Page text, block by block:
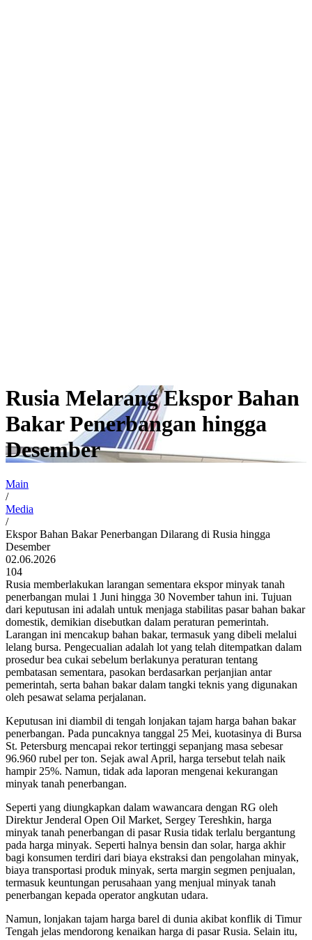
Rusia Melarang Ekspor Bahan
Bakar Penerbangan hingga
Desember
Main
/
Media
/
Ekspor Bahan Bakar Penerbangan Dilarang di Rusia hingga
Desember
02.06.2026
104
Rusia memberlakukan larangan sementara ekspor minyak tanah
penerbangan mulai 1 Juni hingga 30 November tahun ini. Tujuan
dari keputusan ini adalah untuk menjaga stabilitas pasar bahan bakar
domestik, demikian disebutkan dalam peraturan pemerintah.
Larangan ini mencakup bahan bakar, termasuk yang dibeli melalui
lelang bursa. Pengecualian adalah lot yang telah ditempatkan dalam
prosedur bea cukai sebelum berlakunya peraturan tentang
pembatasan sementara, pasokan berdasarkan perjanjian antar
pemerintah, serta bahan bakar dalam tangki teknis yang digunakan
oleh pesawat selama perjalanan.
Keputusan ini diambil di tengah lonjakan tajam harga bahan bakar
penerbangan. Pada puncaknya tanggal 25 Mei, kuotasinya di Bursa
St. Petersburg mencapai rekor tertinggi sepanjang masa sebesar
96.960 rubel per ton. Sejak awal April, harga tersebut telah naik
hampir 25%. Namun, tidak ada laporan mengenai kekurangan
minyak tanah penerbangan.
Seperti yang diungkapkan dalam wawancara dengan RG oleh
Direktur Jenderal Open Oil Market, Sergey Tereshkin, harga
minyak tanah penerbangan di pasar Rusia tidak terlalu bergantung
pada harga minyak. Seperti halnya bensin dan solar, harga akhir
bagi konsumen terdiri dari biaya ekstraksi dan pengolahan minyak,
biaya transportasi produk minyak, serta margin segmen penjualan,
termasuk keuntungan perusahaan yang menjual minyak tanah
penerbangan kepada operator angkutan udara.
Namun, lonjakan tajam harga barel di dunia akibat konflik di Timur
Tengah jelas mendorong kenaikan harga di pasar Rusia. Selain itu,